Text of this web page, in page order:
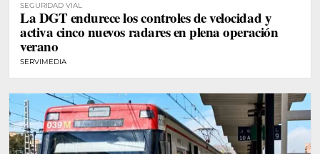
SEGURIDAD VIAL
La DGT endurece los controles de velocidad y
activa cinco nuevos radares en plena operación
verano
SERVIMEDIA